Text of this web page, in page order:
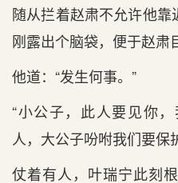
随从拦着赵肃不允许他靠
刚露出个脑袋，便于赵肃
他道：“发生何事。”
“小公子，此人要见你
人，大公子吩咐我们要
仗着有人，叶瑞宁此刻